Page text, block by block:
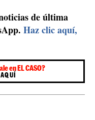
de última
Haz clic aquí,
en EL CASO?